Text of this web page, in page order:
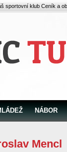
sportovní klub Ceník a
NÁBOR
Mencl